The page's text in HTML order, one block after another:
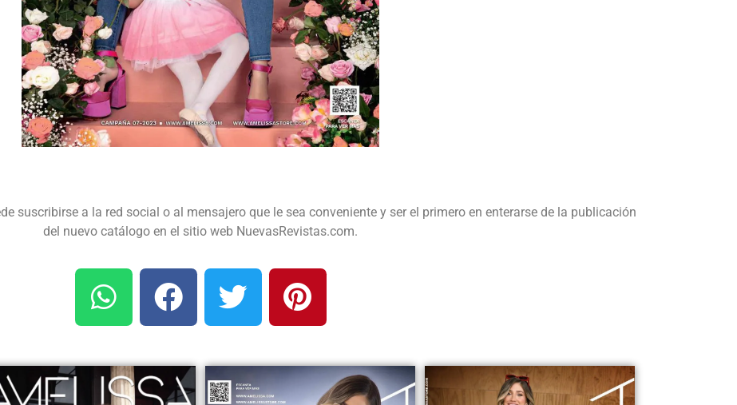
suscribirse a la red social o al mensajero que le sea conveniente y ser el primero en enterarse de la publicación
del nuevo catálogo en el sitio web NuevasRevistas.com.